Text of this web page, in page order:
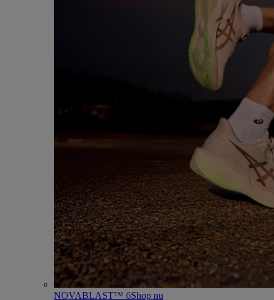
NOVABLAST™ 6Shop nu